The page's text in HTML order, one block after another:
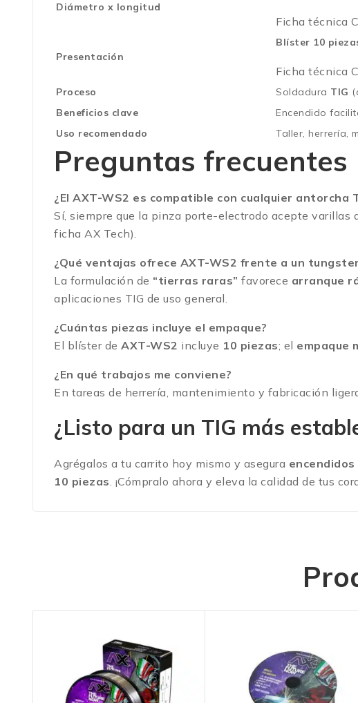
Diámetro x longitud
Ficha técnica
Presentación
Blíster 10
Ficha técnica
Proceso Soldadura TIG
Beneficios clave
Encendido
Uso recomendado
Taller, herrería,
Preguntas frecuentes
¿El AXT-WS2 es compatible con cualquier antorcha
Sí, siempre que la pinza porte-electrodo acepte varillas
ficha AX Tech).
¿Qué ventajas ofrece AXT-WS2 frente a un
La formulación de “tierras raras” favorece arranque
aplicaciones TIG de uso general.
¿Cuántas piezas incluye el empaque?
El blíster de AXT-WS2 incluye 10 piezas; el empaque
¿En qué trabajos me conviene?
En tareas de herrería, mantenimiento y fabricación
¿Listo para un TIG más
Agrégalos a tu carrito hoy mismo y asegura
10 piezas. ¡Cómpralo ahora y eleva la calidad de tus